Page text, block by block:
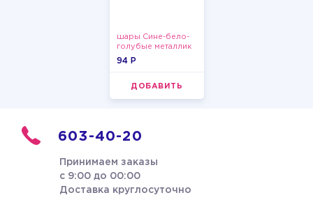
шары Сине-бело-
голубые металлик
94 P
ДОБАВИТЬ
603-40-20
Принимаем заказы
с 9:00 до 00:00
Доставка круглосуточно